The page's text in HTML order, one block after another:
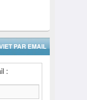
PAR EMAIL
: